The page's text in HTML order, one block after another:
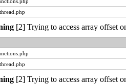
[2] Trying to access array offset
[2] Trying to access array offset